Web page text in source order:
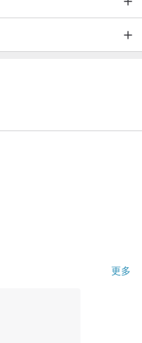
更多